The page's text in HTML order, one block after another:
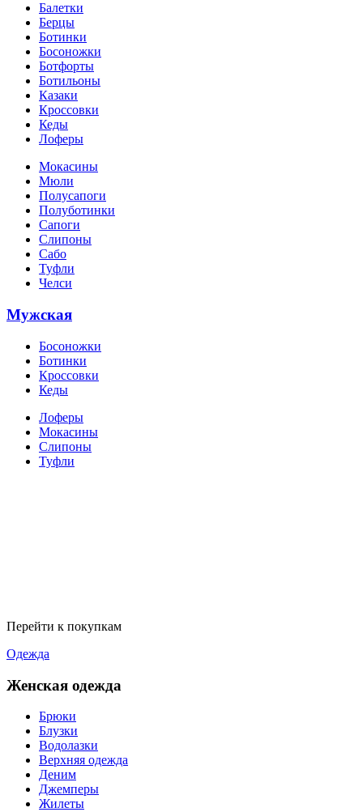
Балетки
Берцы
Ботинки
Босоножки
Ботфорты
Ботильоны
Казаки
Кроссовки
Кеды
Лоферы
Мокасины
Мюли
Полусапоги
Полуботинки
Сапоги
Слипоны
Сабо
Туфли
Челси
Мужская
Босоножки
Ботинки
Кроссовки
Кеды
Лоферы
Мокасины
Слипоны
Туфли
Перейти к покупкам
Одежда
Женская одежда
Брюки
Блузки
Водолазки
Верхняя одежда
Деним
Джемперы
Жилеты